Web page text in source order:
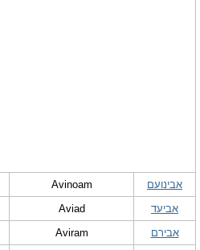
אבינועם Avinoam
אביעד
Aviad
אבירם
Aviram